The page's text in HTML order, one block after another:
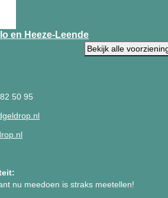
en Heeze-Leende
Bekijk alle
50 95
nu meedoen is straks meetellen!